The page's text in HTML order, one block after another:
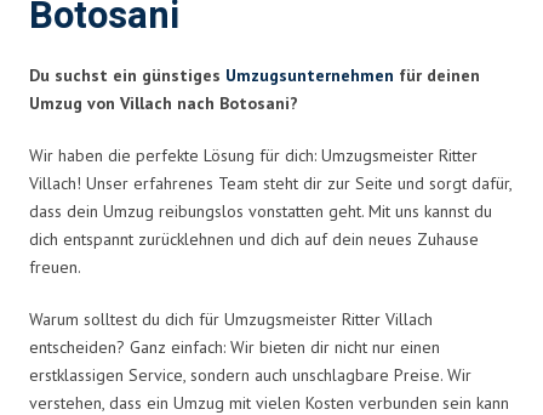
Botosani
Du suchst ein günstiges Umzugsunternehmen für deinen
Umzug von Villach nach Botosani?
Wir haben die perfekte Lösung für dich: Umzugsmeister Ritter
Villach! Unser erfahrenes Team steht dir zur Seite und sorgt dafür,
dass dein Umzug reibungslos vonstatten geht. Mit uns kannst du
dich entspannt zurücklehnen und dich auf dein neues Zuhause
freuen.
Warum solltest du dich für Umzugsmeister Ritter Villach
entscheiden? Ganz einfach: Wir bieten dir nicht nur einen
erstklassigen Service, sondern auch unschlagbare Preise. Wir
verstehen, dass ein Umzug mit vielen Kosten verbunden sein kann